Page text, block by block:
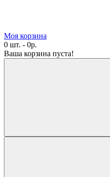
Моя корзина
0 шт. - 0р.
Ваша корзина пуста!